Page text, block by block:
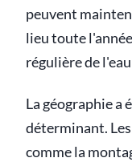
peuvent
lieu toute
régulière de
La géographie a
déterminant.
comme la